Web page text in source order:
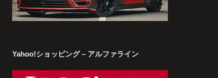
Yahoo!ショッピング – アルファライン